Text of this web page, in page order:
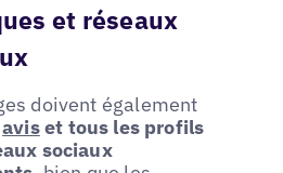
et réseaux
doivent également
aviset tous les profils
sociaux